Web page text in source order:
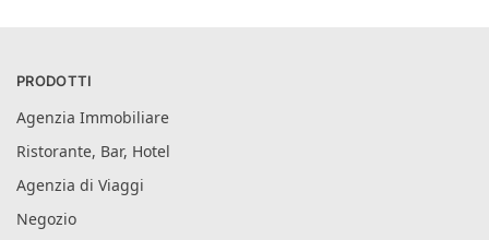
PRODOTTI
Agenzia Immobiliare
Ristorante, Bar, Hotel
Agenzia di Viaggi
Negozio